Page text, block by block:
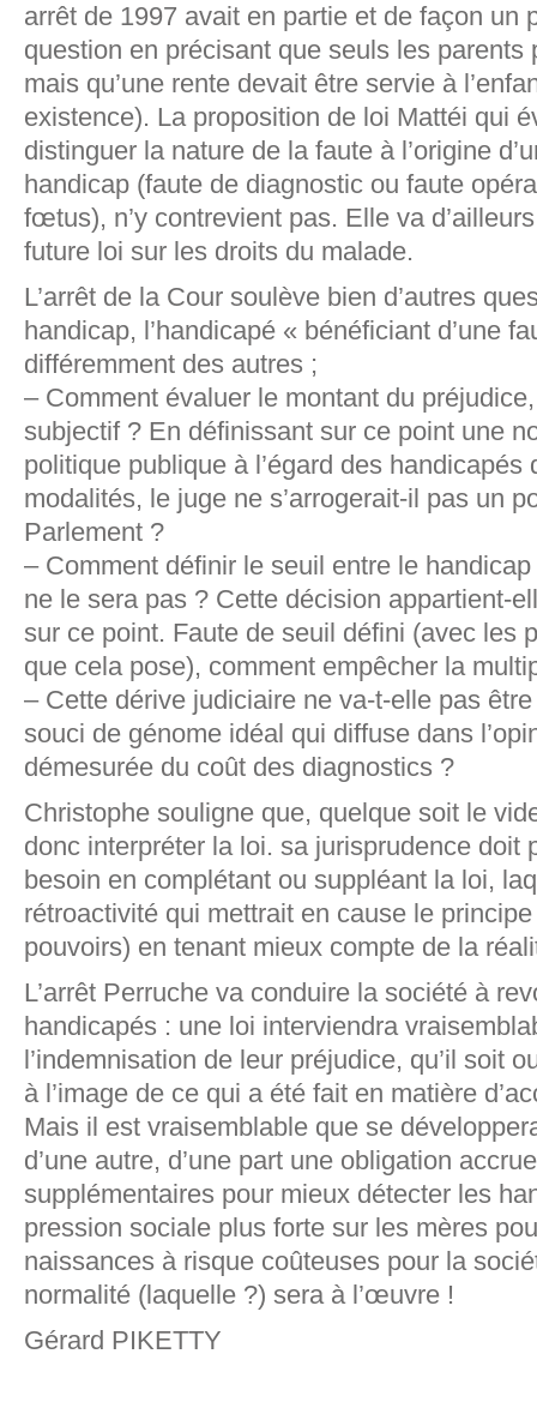
arrêt de 1997 avait en partie et de façon un
question en précisant que seuls les parents
mais qu’une rente devait être servie à
existence). La proposition de loi Mattéi qui
distinguer la nature de la faute à l’origine
handicap (faute de diagnostic ou faute
fœtus), n’y contrevient pas. Elle va
future loi sur les droits du malade.
L’arrêt de la Cour soulève bien d’autres
handicap, l’handicapé « bénéficiant d’une
différemment des autres ;
– Comment évaluer le montant du
subjectif ? En définissant sur ce point une
politique publique à l’égard des
modalités, le juge ne s’arrogerait-il pas un
Parlement ?
– Comment définir le seuil entre le
ne le sera pas ? Cette décision appartient-
sur ce point. Faute de seuil défini (avec les
que cela pose), comment empêcher la
– Cette dérive judiciaire ne va-t-elle pas
souci de génome idéal qui diffuse dans
démesurée du coût des diagnostics ?
Christophe souligne que, quelque soit le
donc interpréter la loi. sa jurisprudence doit
besoin en complétant ou suppléant la loi,
rétroactivité qui mettrait en cause le
pouvoirs) en tenant mieux compte de la
L’arrêt Perruche va conduire la société à
handicapés : une loi interviendra
l’indemnisation de leur préjudice, qu’il soit
à l’image de ce qui a été fait en matière
Mais il est vraisemblable que se
d’une autre, d’une part une obligation
supplémentaires pour mieux détecter les
pression sociale plus forte sur les mères
naissances à risque coûteuses pour la
normalité (laquelle ?) sera à l’œuvre !
Gérard PIKETTY